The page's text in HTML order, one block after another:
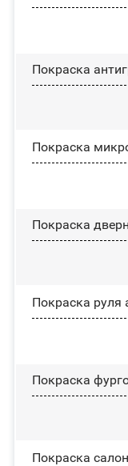
Покраска
Покраска
Покраска
Покраска руля
Покраска
Покраска